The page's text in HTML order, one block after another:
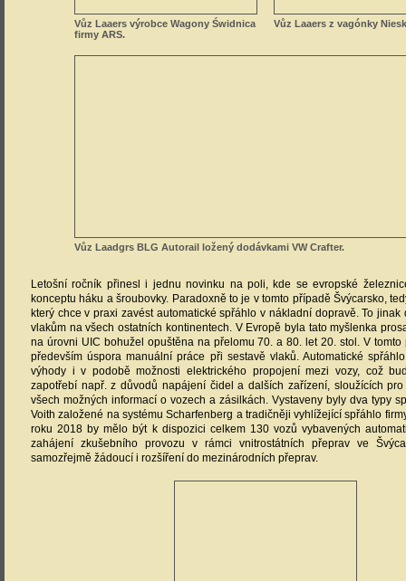
Vůz Laaers výrobce Wagony Świdnica
firmy ARS.
Vůz Laaers z vagónky
Vůz Laadgrs BLG Autorail ložený dodávkami VW Crafter.
Letošní ročník přinesl i jednu novinku na poli, kde se evropské
konceptu háku a šroubovky. Paradoxně to je v tomto případě Švýcarsko,
který chce v praxi zavést automatické spřáhlo v nákladní dopravě. To
vlakům na všech ostatních kontinentech. V Evropě byla tato myšlenka
na úrovni UIC bohužel opuštěna na přelomu 70. a 80. let 20. stol. V
především úspora manuální práce při sestavě vlaků. Automatické
výhody i v podobě možnosti elektrického propojení mezi vozy, což
zapotřebí např. z důvodů napájení čidel a dalších zařízení, sloužících
všech možných informací o vozech a zásilkách. Vystaveny byly dva typy
Voith založené na systému Scharfenberg a tradičněji vyhlížející spřáhlo
roku 2018 by mělo být k dispozici celkem 130 vozů vybavených
zahájení zkušebního provozu v rámci vnitrostátních přeprav ve
samozřejmě žádoucí i rozšíření do mezinárodních přeprav.